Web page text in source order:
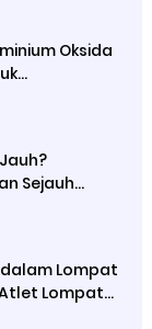
Oksida
dan
Sejauh
Lompat
Lompat